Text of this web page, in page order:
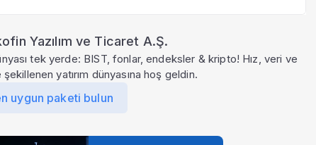
Yazılım ve Ticaret A.Ş.
tek yerde: BIST, fonlar, endeksler & kripto! Hız, veri ve
yatırım dünyasına hoş geldin.
uygun paketi bulun